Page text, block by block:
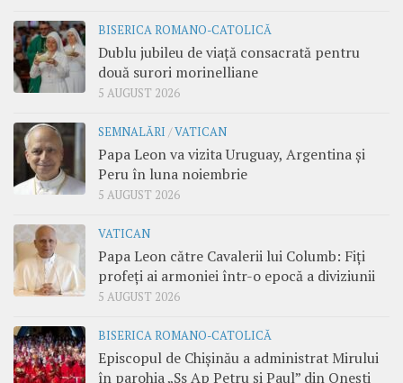
BISERICA ROMANO-CATOLICĂ
Dublu jubileu de viață consacrată pentru
două surori morinelliane
5 AUGUST 2026
SEMNALĂRI /VATICAN
Papa Leon va vizita Uruguay, Argentina și
Peru în luna noiembrie
5 AUGUST 2026
VATICAN
Papa Leon către Cavalerii lui Columb: Fiți
profeți ai armoniei într-o epocă a diviziunii
5 AUGUST 2026
BISERICA ROMANO-CATOLICĂ
Episcopul de Chișinău a administrat Mirului
în parohia „Ss Ap Petru și Paul” din Onești